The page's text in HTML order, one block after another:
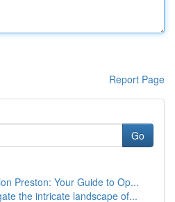
Report Page
Go
Preston: Your Guide to Op...
the intricate landscape of...